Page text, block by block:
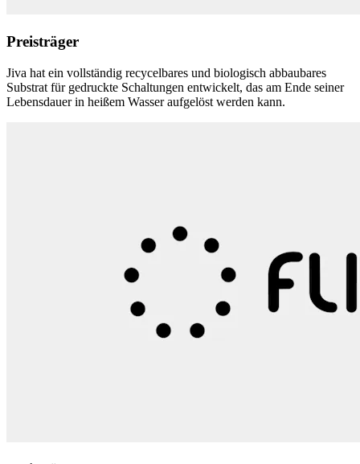
Preisträger
Jiva hat ein vollständig recycelbares und biologisch abbaubares
Substrat für gedruckte Schaltungen entwickelt, das am Ende seiner
Lebensdauer in heißem Wasser aufgelöst werden kann.